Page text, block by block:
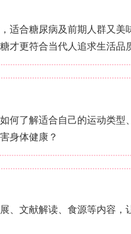
126.16%；各RoHi
为130.65%，
多酚刺激成纤维细胞
。
Added Mats（
NA为42.93%，
最快)；Raw-NA 72
RoHi含量(3%、5%)
移相关信号通路。
of RoHi-Added